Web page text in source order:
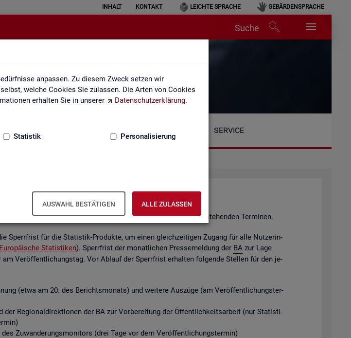
anpassen. Zu diesem Zweck setzen wir
welche Cookies Sie zulassen. Die Arten von Cookies
erhalten Sie in unserer
Datenschutzerklärung.
Statistik Personalisierung
AUSWAHL BESTÄTIGEN ALLE ZULASSEN
INHALT KONTAKT LEICHTE SPRACHE GEBÄRDENSPRACHE
Suche
SERVICE
in Deutsch­land und in den Re­gio­nen er­fol­gen an den unten ste­hen­den Ter­mi­nen.
Sperr­frist für die Sta­tis­tik-Pro­duk­te, um einen gleich­zei­ti­gen Zu­gang für alle Nut­ze­rin­
Sta­tis­ti­ken). Sperr­frist der mo­nat­li­chen Pres­se­mel­dung der BAzur Lage
Ver­öf­fent­li­chungs­tag. Vor Ab­lauf der Sperr­frist er­hal­ten fol­gen­de Stel­len für den je­
(etwa am 20. des Be­richts­mo­nats) und wei­te­re Aus­zü­ge (am Ver­öf­fent­li­chungs­ter­
der Re­gio­nal­di­rek­tio­nen der BA zur Vor­be­rei­tung der Öf­fent­lich­keits­ar­beit (nur Sta­tis­ti­
Zu­wan­de­rungs­mo­ni­tors (drei Tage vor dem Ver­öf­fent­li­chungs­ter­min)